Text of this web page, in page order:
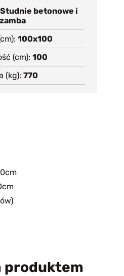
Studnie betonowe i
100x100
(cm) 100
(kg) 770
produktem